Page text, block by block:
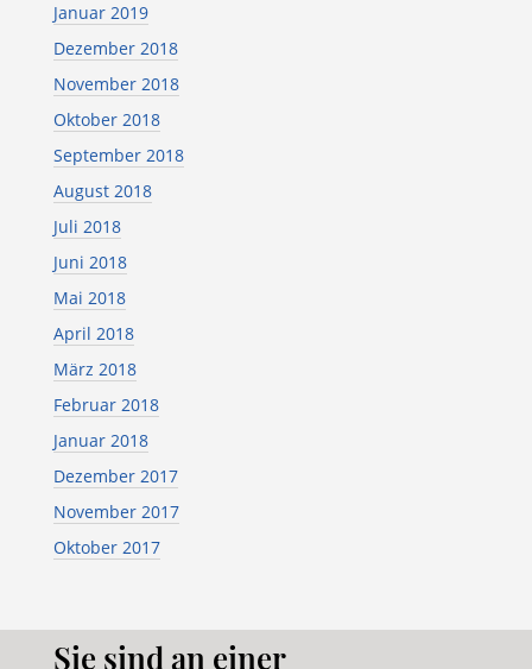
Januar 2019
Dezember 2018
November 2018
Oktober 2018
September 2018
August 2018
Juli 2018
Juni 2018
Mai 2018
April 2018
März 2018
Februar 2018
Januar 2018
Dezember 2017
November 2017
Oktober 2017
Sie sind an einer